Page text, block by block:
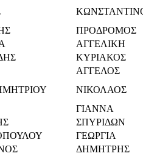
ΠΡΟΔΡΟΜΟΣ
ΑΓΓΕΛΙΚΗ
ΚΥΡΙΑΚΟΣ
ΑΓΓΕΛΟΣ
ΝΙΚΟΛΑΟΣ
ΓΙΑΝΝΑ
ΣΠΥΡΙΔΩΝ
ΓΕΩΡΓΙΑ
ΔΗΜΗΤΡΗΣ